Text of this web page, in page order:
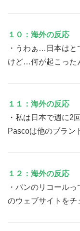
１０：海外の反応
・うわぁ…日本はと
けど…何が起こった
１１：海外の反応
・私は日本で週に2
Pascoは他のブラン
１２：海外の反応
・パンのリコール
のウェブサイトをチ